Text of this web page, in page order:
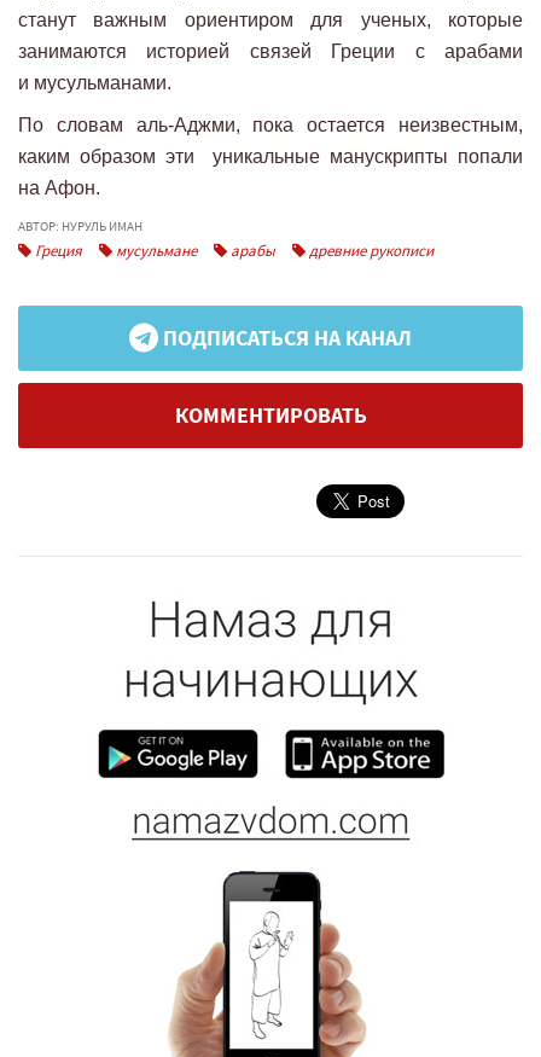
станут важным ориентиром для ученых, которые
занимаются историей связей Греции с арабами
и мусульманами.
По словам аль-Аджми, пока остается неизвестным,
каким образом эти уникальные манускрипты попали
на Афон.
АВТОР: НУРУЛЬ ИМАН
Греция мусульмане арабы древние рукописи
ПОДПИСАТЬСЯ НА КАНАЛ
КОММЕНТИРОВАТЬ